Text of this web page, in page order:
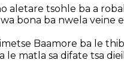
aletare tsohle ba a
bona ba nwela veine
Baamore ba le
le matla sa difate tsa